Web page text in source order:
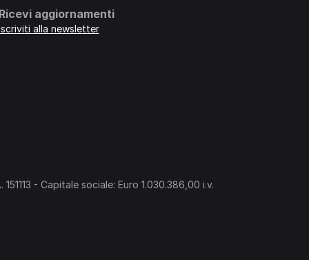
Ricevi aggiornamenti
alla newsletter
- Capitale sociale: Euro 1.030.386,00 i.v.